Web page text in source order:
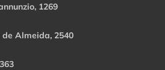
1269
de Almeida, 2540